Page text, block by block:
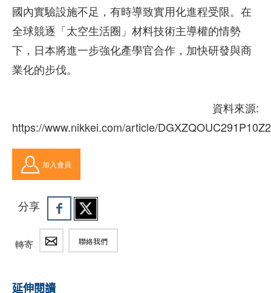
國內實驗設施不足，有時導致實用化進程受限。在
全球競逐「太空生活圈」材料技術主導權的情勢
下，日本將進一步強化產學官合作，加快研發與商
業化的步伐。
資料來源:
https://www.nikkei.com/article/
加入會員
分享
轉寄 聯絡我們
延伸閱讀